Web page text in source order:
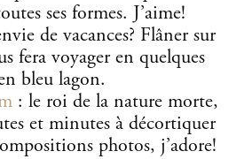
ses formes. J’aime!
de vacances? Flâner sur
fera voyager en quelques
bleu lagon.
: le roi de la nature morte,
et minutes à décortiquer
photos, j’adore!